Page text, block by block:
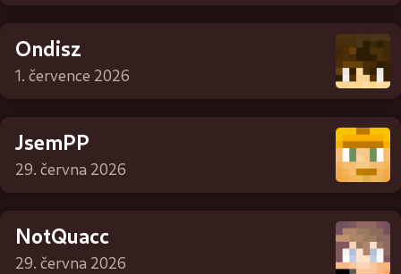
Ondisz
1. července 2026
JsemPP
29. června 2026
NotQuacc
29. června 2026